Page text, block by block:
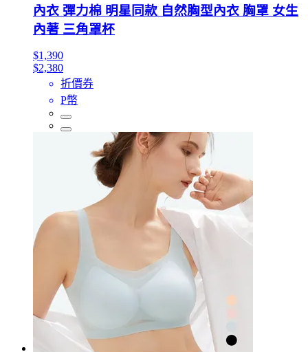
內衣 彈力棉 明星同款 自然胸型內衣 胸罩 女生
內著 三角罩杯
$1,390
$2,380
折價券
P幣